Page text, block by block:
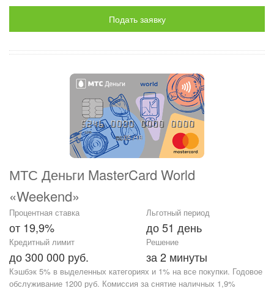
Подать заявку
МТС Деньги MasterCard World
«Weekend»
Процентная ставка
от 19,9%
Льготный период
до 51 день
Кредитный лимит
до 300 000 руб.
Решение
за 2 минуты
Кэшбэк 5% в выделенных категориях и 1% на все покупки. Годовое
обслуживание 1200 руб. Комиссия за снятие наличных 1,9%